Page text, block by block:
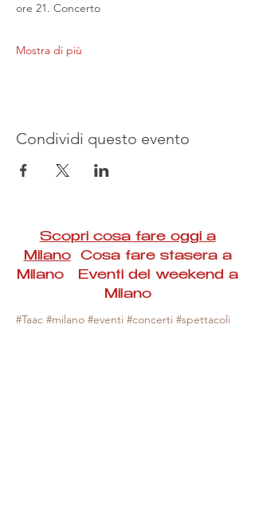
ore 21. Concerto
Mostra di più
Condividi questo evento
Scopri cosa fare oggi a
MilanoCosa fare stasera a
Milano Eventi del weekend a
Milano
#Taac #milano #eventi #concerti #spettacoli